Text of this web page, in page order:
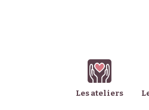
Les ateliers